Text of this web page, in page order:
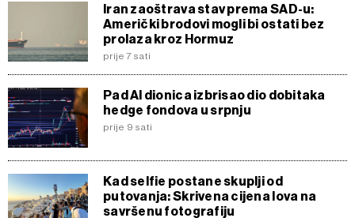
Iran zaoštrava stav prema SAD-u:
Američki brodovi mogli bi ostati bez
prolaza kroz Hormuz
prije 7 sati
Pad AI dionica izbrisao dio dobitaka
hedge fondova u srpnju
prije 9 sati
Kad selfie postane skuplji od
putovanja: Skrivena cijena lova na
savršenu fotografiju